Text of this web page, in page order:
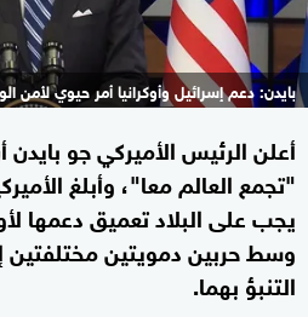
بايدن: دعم إسرائيل وأوكرانيا أمر حيوي لأمن
أعلن الرئيس الأميركي جو بايدن
"تجمع العالم معا"، وأبلغ
يجب على البلاد تعميق دعمها
وسط حربين دمويتين مختلفتين
التنبؤ بهما.